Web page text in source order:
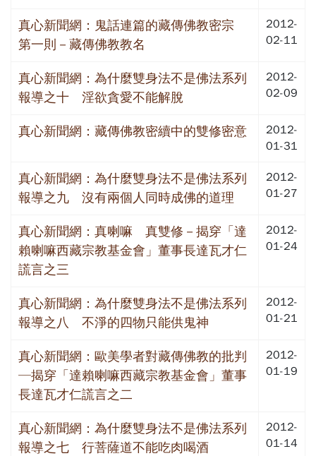
真心新聞網：鬼話連篇的藏傳佛教密宗
第一則－藏傳佛教教名
2012-
02-11
真心新聞網：為什麼雙身法不是佛法系列
報導之十 淫欲貪愛不能解脫
2012-
02-09
真心新聞網：藏傳佛教密續中的雙修密意
2012-
01-31
真心新聞網：為什麼雙身法不是佛法系列
報導之九 沒有兩個人同時成佛的道理
2012-
01-27
真心新聞網：真喇嘛 真雙修－揭穿「達
賴喇嘛西藏宗教基金會」董事長達瓦才仁
謊言之三
2012-
01-24
真心新聞網：為什麼雙身法不是佛法系列
報導之八 不淨的四物只能供鬼神
2012-
01-21
真心新聞網：歐美學者對藏傳佛教的批判
─揭穿「達賴喇嘛西藏宗教基金會」董事
長達瓦才仁謊言之二
2012-
01-19
真心新聞網：為什麼雙身法不是佛法系列
報導之七 行菩薩道不能吃肉喝酒
2012-
01-14